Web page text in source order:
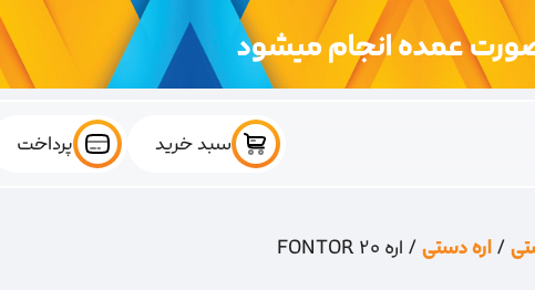
عمده انجام میشود
سبد خرید پرداخت
/اره دستی/ اره FONTOR 20